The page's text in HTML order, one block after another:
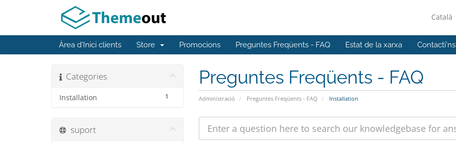
Català
Àrea d'Inici clients Store Promocions Preguntes Freqüents - FAQ Estat de la xarxa Contacti'ns
Preguntes Freqüents - FAQ
Administració Preguntes Freqüents - FAQ Installation
Categories
1
Installation
suport